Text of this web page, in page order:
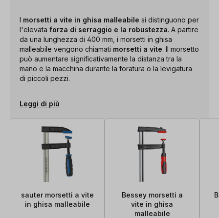
I morsetti a vite in ghisa malleabile si distinguono per
l'elevata forza di serraggio e la robustezza. A partire
da una lunghezza di 400 mm, i morsetti in ghisa
malleabile vengono chiamati morsetti a vite. Il morsetto
può aumentare significativamente la distanza tra la
mano e la macchina durante la foratura o la levigatura
di piccoli pezzi.
Leggi di più
sauter morsetti a vite
in ghisa malleabile
Bessey morsetti a
vite in ghisa
malleabile